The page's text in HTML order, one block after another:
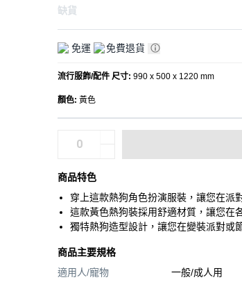
缺貨
免運 免費退貨
流行服飾/配件 尺寸: 990 x 500 x 1220 mm
顏色: 黃色
商品特色
穿上這款熱狗角色扮演服裝，讓您在派
這款黃色熱狗裝採用舒適材質，讓您在
獨特熱狗造型設計，讓您在變裝派對或
商品主要規格
適用人/寵物
一般/成人用